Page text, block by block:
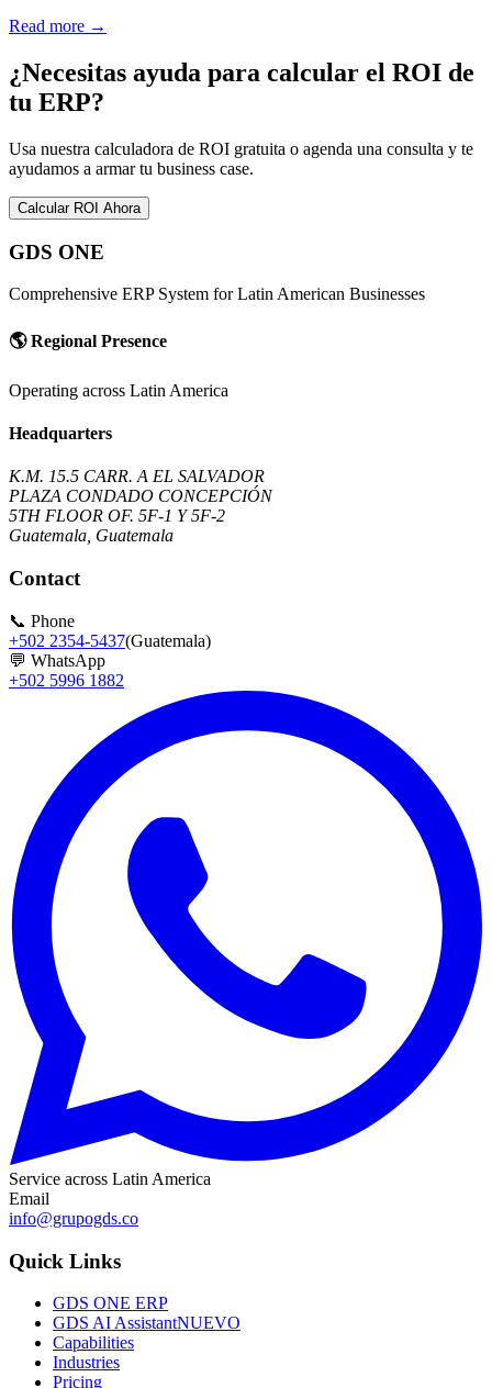
Read more →
¿Necesitas ayuda para calcular el ROI de
tu ERP?
Usa nuestra calculadora de ROI gratuita o agenda una consulta y te
ayudamos a armar tu business case.
Calcular ROI Ahora
GDS ONE
Comprehensive ERP System for Latin American Businesses
🌎 Regional Presence
Operating across Latin America
Headquarters
K.M. 15.5 CARR. A EL SALVADOR
PLAZA CONDADO CONCEPCIÓN
5TH FLOOR OF. 5F-1 Y 5F-2
Guatemala, Guatemala
Contact
📞 Phone
+502 2354-5437(Guatemala)
💬 WhatsApp
+502 5996 1882
Service across Latin America
Email
info@grupogds.co
Quick Links
GDS ONE ERP
GDS AI AssistantNUEVO
Capabilities
Industries
Pricing